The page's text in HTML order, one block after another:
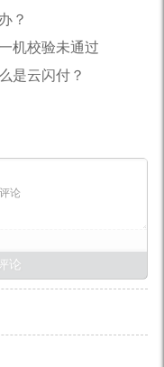
？
机校验未通过
是云闪付？
论